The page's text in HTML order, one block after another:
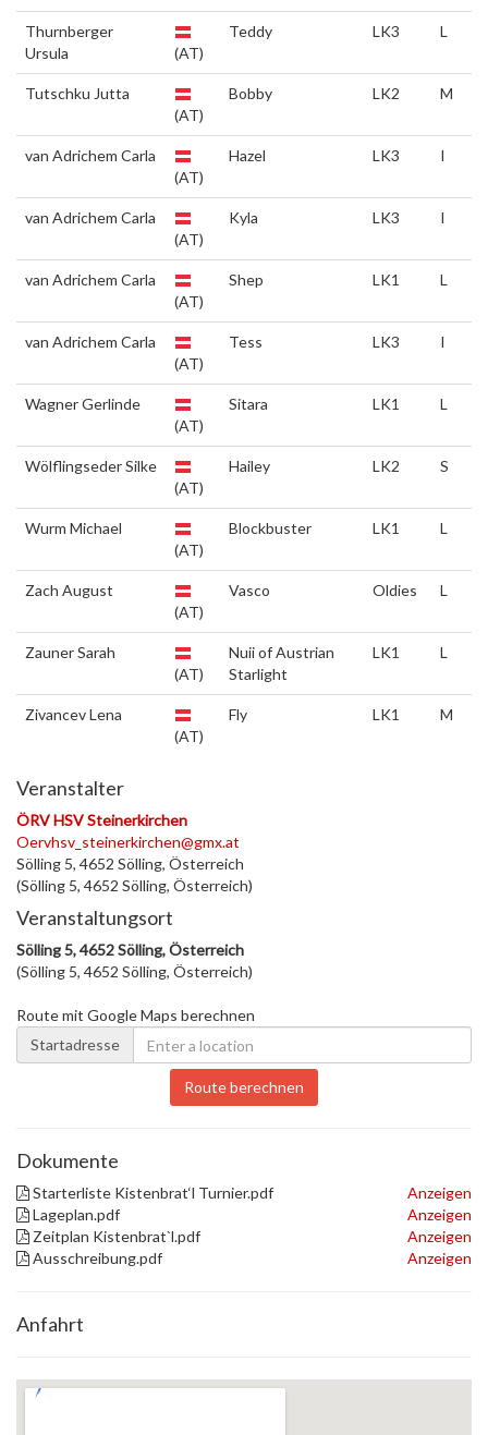
Thurnberger
Ursula
(AT)
Teddy LK3 L
Tutschku Jutta
(AT)
Bobby LK2 M
van Adrichem Carla
(AT)
Hazel LK3 I
van Adrichem Carla
(AT)
Kyla LK3 I
van Adrichem Carla
(AT)
Shep LK1 L
van Adrichem Carla
(AT)
Tess LK3 I
Wagner Gerlinde
(AT)
Sitara LK1 L
Wölflingseder Silke
(AT)
Hailey LK2 S
Wurm Michael
(AT)
Blockbuster LK1 L
Zach August
(AT)
Vasco Oldies L
Zauner Sarah
(AT)
Nuii of Austrian
Starlight
LK1 L
Zivancev Lena
(AT)
Fly LK1 M
Veranstalter
ÖRV HSV Steinerkirchen
Oervhsv_steinerkirchen@gmx.at
Sölling 5, 4652 Sölling, Österreich
(Sölling 5, 4652 Sölling, Österreich)
Veranstaltungsort
Sölling 5, 4652 Sölling, Österreich
(Sölling 5, 4652 Sölling, Österreich)
Route mit Google Maps berechnen
Startadresse
Route berechnen
Dokumente
Starterliste Kistenbrat‘l Turnier.pdf
Anzeigen
Lageplan.pdf
Anzeigen
Zeitplan Kistenbrat`l.pdf
Anzeigen
Ausschreibung.pdf
Anzeigen
Anfahrt